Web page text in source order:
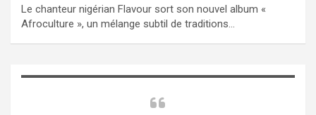
Le chanteur nigérian Flavour sort son nouvel album «
Afroculture », un mélange subtil de traditions…